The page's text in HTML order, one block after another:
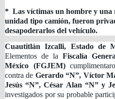
* Las víctimas un hombre y una
unidad tipo camión, fueron
desapoderarlos del vehículo.
Cuautitlán Izcalli, Estado de
Elementos de la Fiscalía
México (FGJEM)
contra de Gerardo “N”, Víctor
Jesús “N”, César Alan “N” y
investigados por su probable